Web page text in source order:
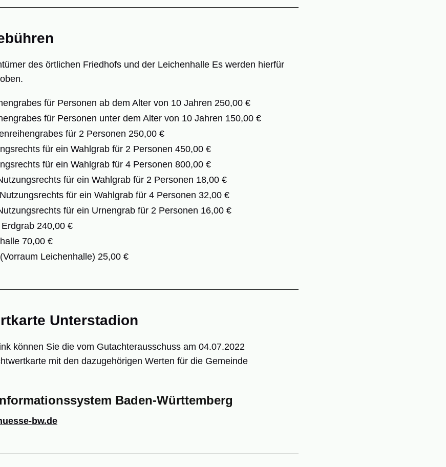
des örtlichen Friedhofs und der Leichenhalle Es werden hierfür
für Personen ab dem Alter von 10 Jahren 250,00 €
für Personen unter dem Alter von 10 Jahren 150,00 €
für 2 Personen 250,00 €
für ein Wahlgrab für 2 Personen 450,00 €
für ein Wahlgrab für 4 Personen 800,00 €
für ein Wahlgrab für 2 Personen 18,00 €
für ein Wahlgrab für 4 Personen 32,00 €
für ein Urnengrab für 2 Personen 16,00 €
240,00 €
70,00 €
Leichenhalle) 25,00 €
Unterstadion
können Sie die vom Gutachterausschuss am 04.07.2022
mit den dazugehörigen Werten für die Gemeinde
Baden-Württemberg
bw.de